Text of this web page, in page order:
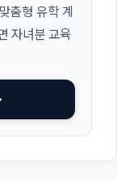
맞춤형 유학 계
자녀분 교육